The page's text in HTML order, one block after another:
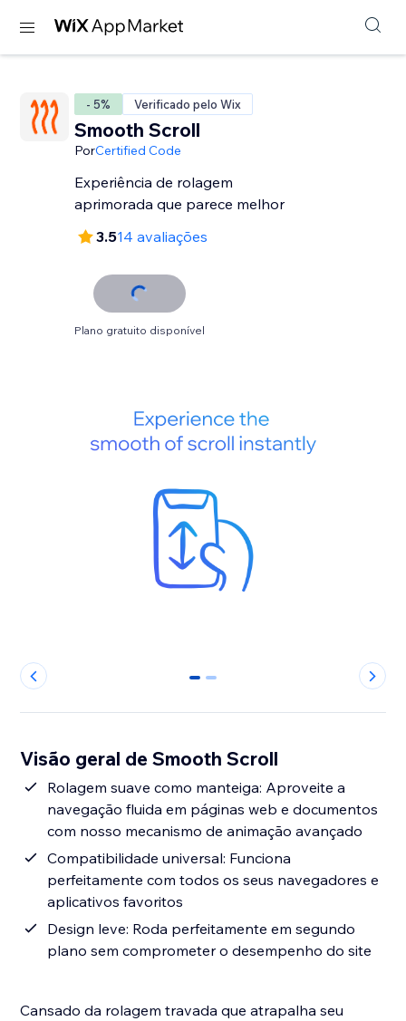
- 5% Verificado pelo Wix
Smooth Scroll
PorCertified Code
Experiência de rolagem
aprimorada que parece melhor
3.514 avaliações
Plano gratuito disponível
0 1
Visão geral de Smooth Scroll
Rolagem suave como manteiga: Aproveite a
navegação fluida em páginas web e documentos
com nosso mecanismo de animação avançado
Compatibilidade universal: Funciona
perfeitamente com todos os seus navegadores e
aplicativos favoritos
Design leve: Roda perfeitamente em segundo
plano sem comprometer o desempenho do site
Cansado da rolagem travada que atrapalha seu